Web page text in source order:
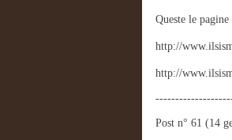
Queste le
http://
http://
Post n° 61 (14